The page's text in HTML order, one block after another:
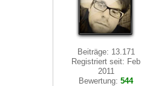
Beiträge: 13.171
Registriert seit: Feb
2011
Bewertung:544